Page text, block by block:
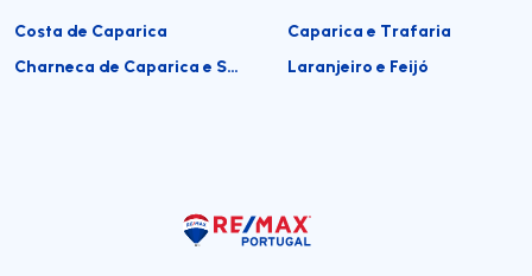
Costa de Caparica
Caparica e Trafaria
Charneca de Caparica e Sobreda
Laranjeiro e Feijó